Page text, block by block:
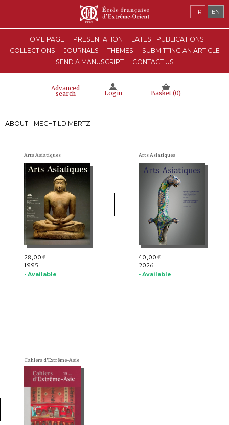
HOME PAGE PRESENTATION
LATEST PUBLICATIONS
COLLECTIONS
JOURNALS THEMES
SUBMITTING AN ARTICLE
SEND A MANUSCRIPT
CONTACT US
Advanced
search Login Basket (0)
FR EN
ABOUT - MECHTILD MERTZ
Arts Asiatiques
28,00 €
1995
• Available
Arts Asiatiques
40,00 €
2026
• Available
Cahiers d'Extrême-Asie